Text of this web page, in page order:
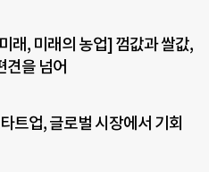
래, 미래의 농업] 껌값과 쌀값,
견을 넘어
트업, 글로벌 시장에서 기회